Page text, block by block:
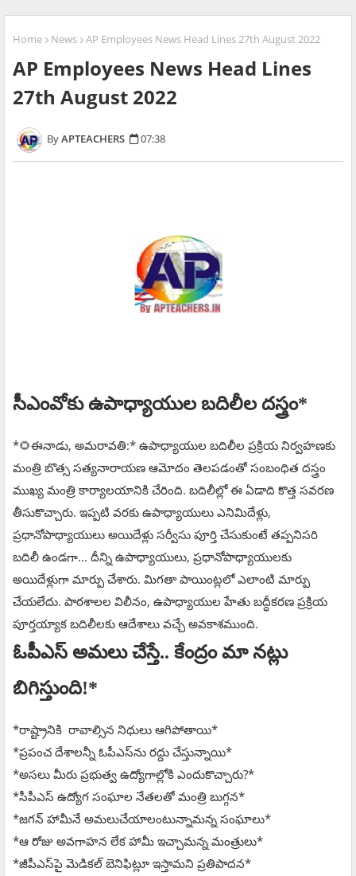
Home News AP Employees News Head Lines 27th August 2022
AP Employees News Head Lines
27th August 2022
APTEACHERS 07:38
సీఎంవోకు ఉపాధ్యాయుల బదిలీల దస్త్రం*
*🌻ఈనాడు, అమరావతి:* ఉపాధ్యాయుల బదిలీల ప్రక్రియ నిర్వహణకు
మంత్రి బొత్స సత్యనారాయణ ఆమోదం తెలపడంతో సంబంధిత దస్త్రం
ముఖ్య మంత్రి కార్యాలయానికి చేరింది. బదిలీల్లో ఈ ఏడాది కొత్త సవరణ
తీసుకొచ్చారు. ఇప్పటి వరకు ఉపాధ్యాయులు ఎనిమిదేళ్లు,
ప్రధానోపాధ్యాయులు అయిదేళ్లు సర్వీసు పూర్తి చేసుకుంటే తప్పనిసరి
బదిలీ ఉండగా... దీన్ని ఉపాధ్యాయులు, ప్రధానోపాధ్యాయులకు
అయిదేళ్లుగా మార్పు చేశారు. మిగతా పాయింట్లలో ఎలాంటి మార్పు
చేయలేదు. పాఠశాలల విలీనం, ఉపాధ్యాయుల హేతు బద్ధీకరణ ప్రక్రియ
పూర్తయ్యాక బదిలీలకు ఆదేశాలు వచ్చే అవకాశముంది.
ఓపీఎస్‌ అమలు చేస్తే.. కేంద్రం మా నట్లు
బిగిస్తుంది!*
*రాష్ట్రానికి రావాల్సిన నిధులు ఆగిపోతాయి*
*ప్రపంచ దేశాలన్నీ ఓపీఎస్‌ను రద్దు చేస్తున్నాయి*
*అసలు మీరు ప్రభుత్వ ఉద్యోగాల్లోకి ఎందుకొచ్చారు?*
*సీపీఎస్‌ ఉద్యోగ సంఘాల నేతలతో మంత్రి బుగ్గన*
*జగన్‌ హామీనే అమలుచేయాలంటున్నామన్న సంఘాలు*
*ఆ రోజు అవగాహన లేక హామీ ఇచ్చామన్న మంత్రులు*
*జీపీఎస్‌పై మెడికల్‌ బెనిఫిట్లూ ఇస్తామని ప్రతిపాదన*